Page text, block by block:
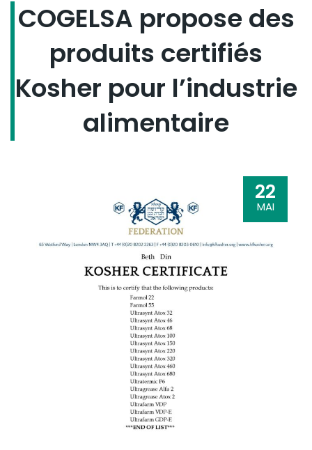
COGELSA propose des
produits certifiés
Kosher pour l’industrie
alimentaire
22
MAI